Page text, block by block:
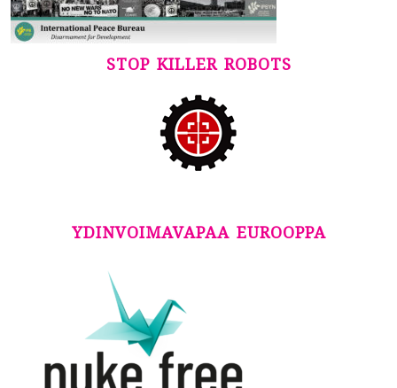
STOP KILLER ROBOTS
YDINVOIMAVAPAA EUROOPPA